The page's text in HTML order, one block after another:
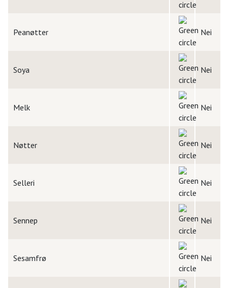
Peanøtter Nei
Soya Nei
Melk Nei
Nøtter Nei
Selleri Nei
Sennep Nei
Sesamfrø Nei